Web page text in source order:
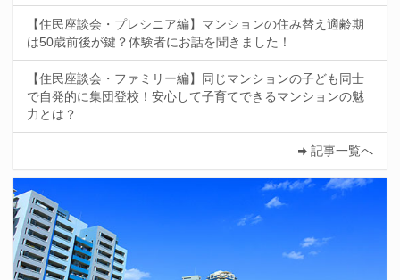
【住民座談会・プレシニア編】マンションの住み替え適齢期
は50歳前後が鍵？体験者にお話を聞きました！
【住民座談会・ファミリー編】同じマンションの子ども同士
で自発的に集団登校！安心して子育てできるマンションの魅
力とは？
記事一覧へ